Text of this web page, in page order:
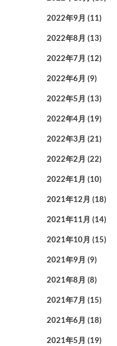
2022年9月 (11)
2022年8月 (13)
2022年7月 (12)
2022年6月 (9)
2022年5月 (13)
2022年4月 (19)
2022年3月 (21)
2022年2月 (22)
2022年1月 (10)
2021年12月 (18)
2021年11月 (14)
2021年10月 (15)
2021年9月 (9)
2021年8月 (8)
2021年7月 (15)
2021年6月 (18)
2021年5月 (19)